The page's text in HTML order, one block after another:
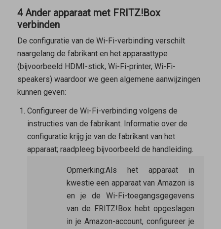
4 Ander apparaat met FRITZ!Box
verbinden
De configuratie van de Wi-Fi-verbinding verschilt
naargelang de fabrikant en het apparaattype
(bijvoorbeeld HDMI-stick, Wi-Fi-printer, Wi-Fi-
speakers) waardoor we geen algemene aanwijzingen
kunnen geven:
Configureer de Wi-Fi-verbinding volgens de
instructies van de fabrikant. Informatie over de
configuratie krijg je van de fabrikant van het
apparaat; raadpleeg bijvoorbeeld de handleiding.
Opmerking:Als het apparaat in
kwestie een apparaat van Amazon is
en je de Wi-Fi-toegangsgegevens
van de FRITZ!Box hebt opgeslagen
in je Amazon-account, configureer je